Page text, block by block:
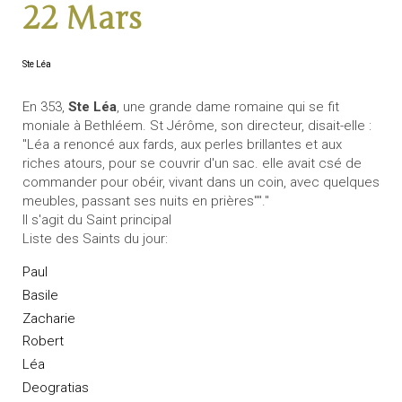
22 Mars
Ste Léa
En 353, Ste Léa, une grande dame romaine qui se fit
moniale à Bethléem. St Jérôme, son directeur, disait-elle :
"Léa a renoncé aux fards, aux perles brillantes et aux
riches atours, pour se couvrir d'un sac. elle avait csé de
commander pour obéir, vivant dans un coin, avec quelques
meubles, passant ses nuits en prières""."
Il s'agit du Saint principal
Liste des Saints du jour:
Paul
Basile
Zacharie
Robert
Léa
Deogratias